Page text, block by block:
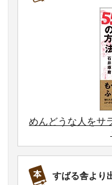
めんどうな人をサ
すばる舎より